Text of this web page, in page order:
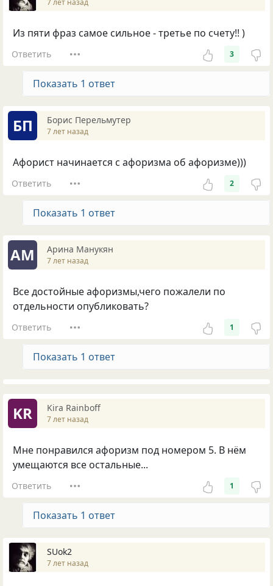
7 лет назад
Из пяти фраз самое сильное - третье по счету!! )
Ответить 3
Показать 1 ответ
БП Борис Перельмутер
7 лет назад
Афорист начинается с афоризма об афоризме)))
Ответить 2
Показать 1 ответ
АМ Арина Манукян
7 лет назад
Все достойные афоризмы,чего пожалели по
отдельности опубликовать?
Ответить 1
Показать 1 ответ
KR Kira Rainboff
7 лет назад
Мне понравился афоризм под номером 5. В нём
умещаются все остальные...
Ответить 1
Показать 1 ответ
SUok2
7 лет назад